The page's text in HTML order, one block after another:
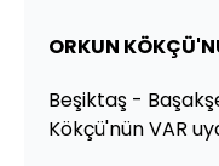
ORKUN
Beşiktaş -
Kökçü'nün VAR